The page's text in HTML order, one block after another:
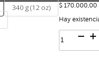
340 g (12 oz)
$ 170.000,00
Hay
Especial